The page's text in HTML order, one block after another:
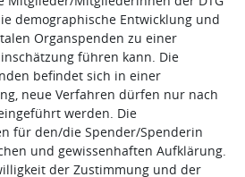
demographische Entwicklung und
Organspenden zu einer
führen kann. Die
befindet sich in einer
neue Verfahren dürfen nur nach
werden. Die
für den/die Spender/Spenderin
und gewissenhaften Aufklärung.
der Zustimmung und der